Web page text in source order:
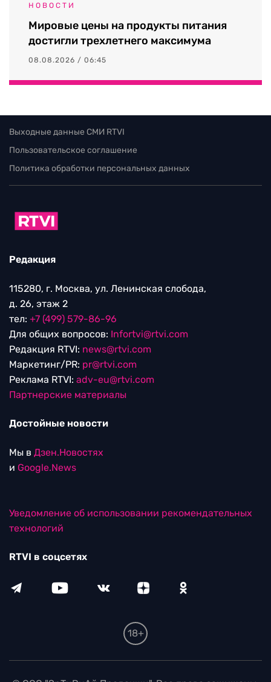
НОВОСТИ
Мировые цены на продукты питания
достигли трехлетнего максимума
08.08.2026 / 06:45
Выходные данные СМИ RTVI
Пользовательское соглашение
Политика обработки персональных данных
Редакция
115280, г. Москва, ул. Ленинская слобода,
д. 26, этаж 2
тел: +7 (499) 579-86-96
Для общих вопросов: Infortvi@rtvi.com
Редакция RTVI: news@rtvi.com
Маркетинг/PR: pr@rtvi.com
Реклама RTVI: adv-eu@rtvi.com
Партнерские материалы
Достойные новости
Мы в Дзен.Новостях
и Google.News
Уведомление об использовании рекомендательных
технологий
RTVI в соцсетях
18+